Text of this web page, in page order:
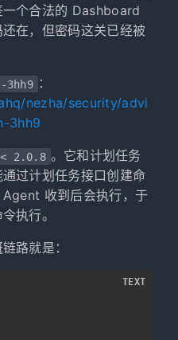
个合法的 Dashboard
在，但密码这关已经被
3hh9 ：
nezha/security/advi
3hh9
2.0.8 。它和计划任务
过计划任务接口创建命
收到后会执行，于
执行。
路就是：
TEXT